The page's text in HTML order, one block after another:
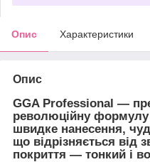
Опис Характеристики
Опис
GGA Professional ―
революційну формулу
швидке нанесення,
що відрізняється від
покриття — тонкий і